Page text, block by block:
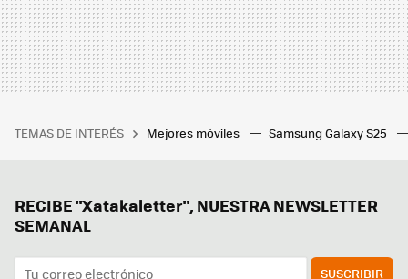
TEMAS DE INTERÉS Mejores móviles Samsung Galaxy S25
RECIBE "Xatakaletter", NUESTRA NEWSLETTER
SEMANAL
SUSCRIBIR